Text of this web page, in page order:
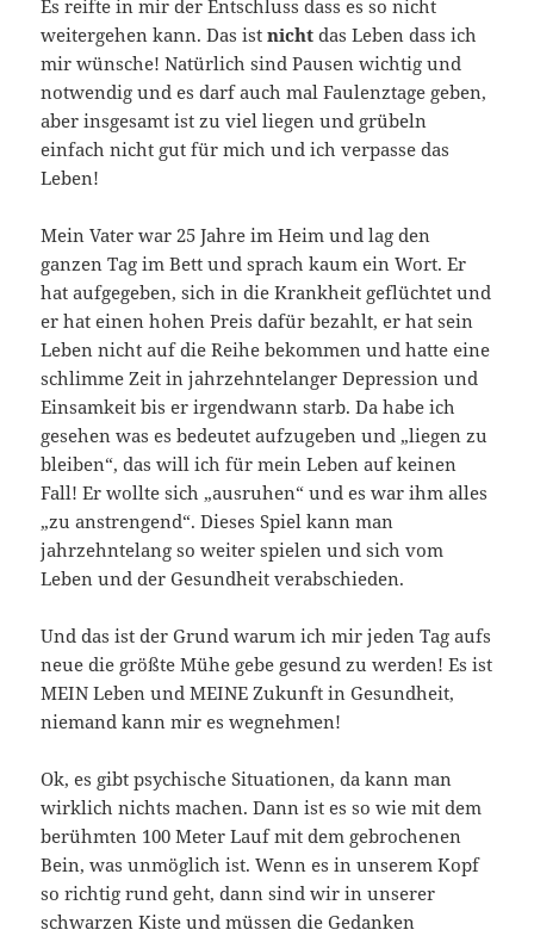
Es reifte in mir der Entschluss dass es so nicht
weitergehen kann. Das istnichtdas Leben dass ich
mir wünsche! Natürlich sind Pausen wichtig und
notwendig und es darf auch mal Faulenztage geben,
aber insgesamt ist zu viel liegen und grübeln
einfach nicht gut für mich und ich verpasse das
Leben!
Mein Vater war 25 Jahre im Heim und lag den
ganzen Tag im Bett und sprach kaum ein Wort. Er
hat aufgegeben, sich in die Krankheit geflüchtet und
er hat einen hohen Preis dafür bezahlt, er hat sein
Leben nicht auf die Reihe bekommen und hatte eine
schlimme Zeit in jahrzehntelanger Depression und
Einsamkeit bis er irgendwann starb. Da habe ich
gesehen was es bedeutet aufzugeben und „liegen zu
bleiben“, das will ich für mein Leben auf keinen
Fall! Er wollte sich „ausruhen“ und es war ihm alles
„zu anstrengend“. Dieses Spiel kann man
jahrzehntelang so weiter spielen und sich vom
Leben und der Gesundheit verabschieden.
Und das ist der Grund warum ich mir jeden Tag aufs
neue die größte Mühe gebe gesund zu werden! Es ist
MEIN Leben und MEINE Zukunft in Gesundheit,
niemand kann mir es wegnehmen!
Ok, es gibt psychische Situationen, da kann man
wirklich nichts machen. Dann ist es so wie mit dem
berühmten 100 Meter Lauf mit dem gebrochenen
Bein, was unmöglich ist. Wenn es in unserem Kopf
so richtig rund geht, dann sind wir in unserer
schwarzen Kiste und müssen die Gedanken